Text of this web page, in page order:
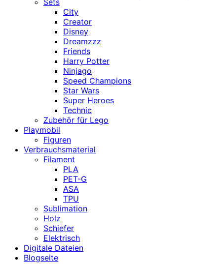
Sets
City
Creator
Disney
Dreamzzz
Friends
Harry Potter
Ninjago
Speed Champions
Star Wars
Super Heroes
Technic
Zubehör für Lego
Playmobil
Figuren
Verbrauchsmaterial
Filament
PLA
PET-G
ASA
TPU
Sublimation
Holz
Schiefer
Elektrisch
Digitale Dateien
Blogseite